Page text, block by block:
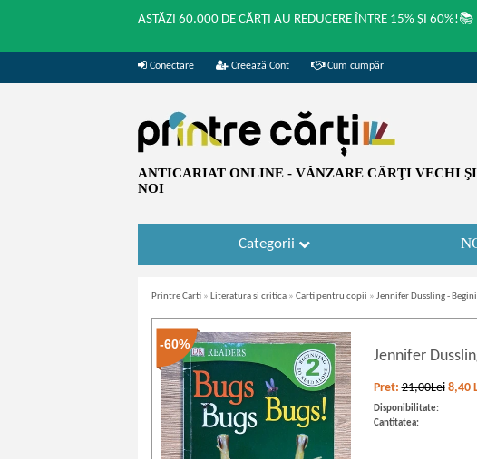
ASTĂZI 60.000 DE CĂRȚI AU REDUCERE ÎNTRE 15% ȘI 60%!📚
Conectare Creează Cont Cum cumpăr
ANTICARIAT ONLINE - VÂNZARE CĂRŢI VECHI ŞI
NOI
Categorii
Printre Carti » Literatura si critica » Carti pentru copii » Jennifer Dussling -
-60%
Jennifer
Pret:21,00Lei 8,40
Disponibilitate:
Cantitatea: